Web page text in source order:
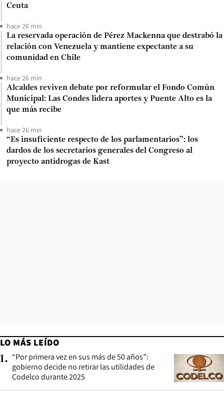
Ceuta
hace 26 min
La reservada operación de Pérez Mackenna que destrabó la
relación con Venezuela y mantiene expectante a su
comunidad en Chile
hace 26 min
Alcaldes reviven debate por reformular el Fondo Común
Municipal: Las Condes lidera aportes y Puente Alto es la
que más recibe
hace 26 min
“Es insuficiente respecto de los parlamentarios”: los
dardos de los secretarios generales del Congreso al
proyecto antidrogas de Kast
LO MÁS LEÍDO
1. “Por primera vez en sus más de 50 años”:
gobierno decide no retirar las utilidades de
Codelco durante 2025